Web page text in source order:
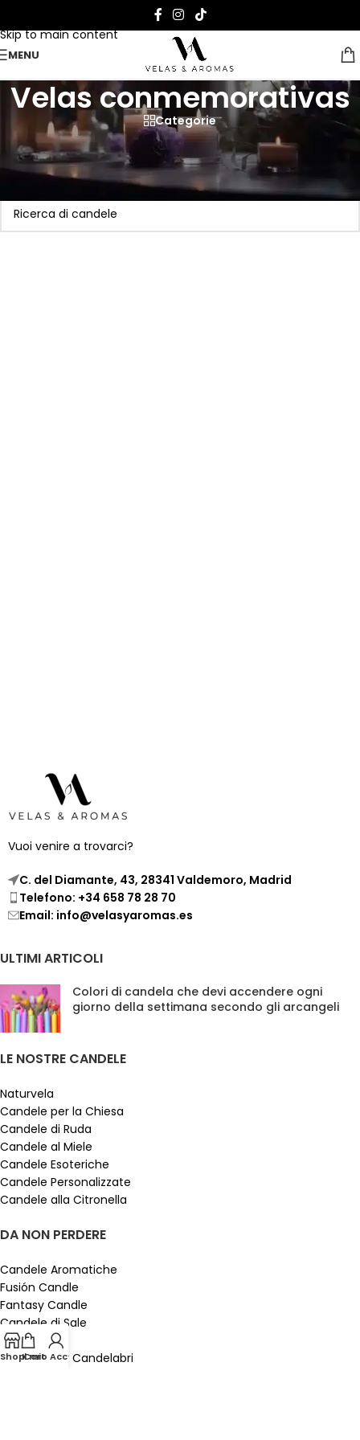
Skip to main content
MENU
Velas conmemorativas
Categorie
Pagina Iniziale>Velas conmemorativas
Non è stato trovato nessun prodotto che corrisponde alla tua
Vuoi venire a trovarci?
C. del Diamante, 43, 28341 Valdemoro, Madrid
Telefono: +34 658 78 28 70
Email: info@velasyaromas.es
ULTIMI ARTICOLI
Colori di candela che devi accendere ogni
giorno della settimana secondo gli arcangeli
LE NOSTRE CANDELE
Naturvela
Candele per la Chiesa
Candele di Ruda
Candele al Miele
Candele Esoteriche
Candele Personalizzate
Candele alla Citronella
DA NON PERDERE
Candele Aromatiche
Fusión Candle
Fantasy Candle
Candele di Sale
Kit Esoterici
Candele per Candelabri
ShopCart
Il mio Account